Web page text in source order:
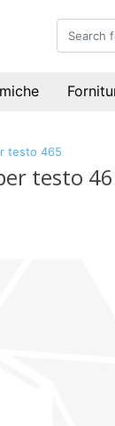
testo 465
testo